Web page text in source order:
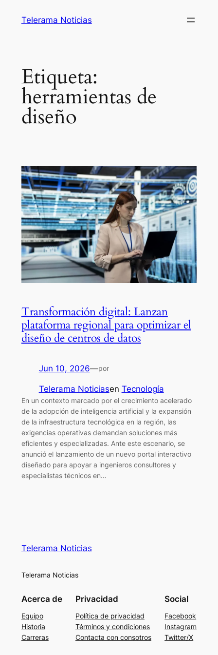
Telerama Noticias
Etiqueta:
herramientas de
diseño
Transformación digital: Lanzan
plataforma regional para optimizar el
diseño de centros de datos
Jun 10, 2026—por
Telerama Noticiasen Tecnología
En un contexto marcado por el crecimiento acelerado
de la adopción de inteligencia artificial y la expansión
de la infraestructura tecnológica en la región, las
exigencias operativas demandan soluciones más
eficientes y especializadas. Ante este escenario, se
anunció el lanzamiento de un nuevo portal interactivo
diseñado para apoyar a ingenieros consultores y
especialistas técnicos en…
Telerama Noticias
Telerama Noticias
Acerca de
Equipo
Historia
Carreras
Privacidad
Política de privacidad
Términos y condiciones
Contacta con consotros
Social
Facebook
Instagram
Twitter/X